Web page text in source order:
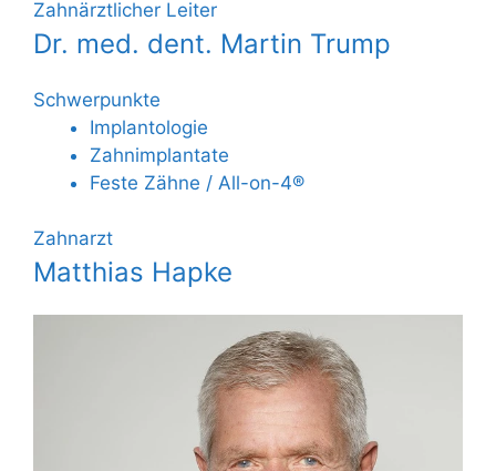
Zahnärztlicher Leiter
Dr. med. dent. Martin Trump
Schwerpunkte
Implantologie
Zahnimplantate
Feste Zähne / All-on-4®
Zahnarzt
Matthias Hapke